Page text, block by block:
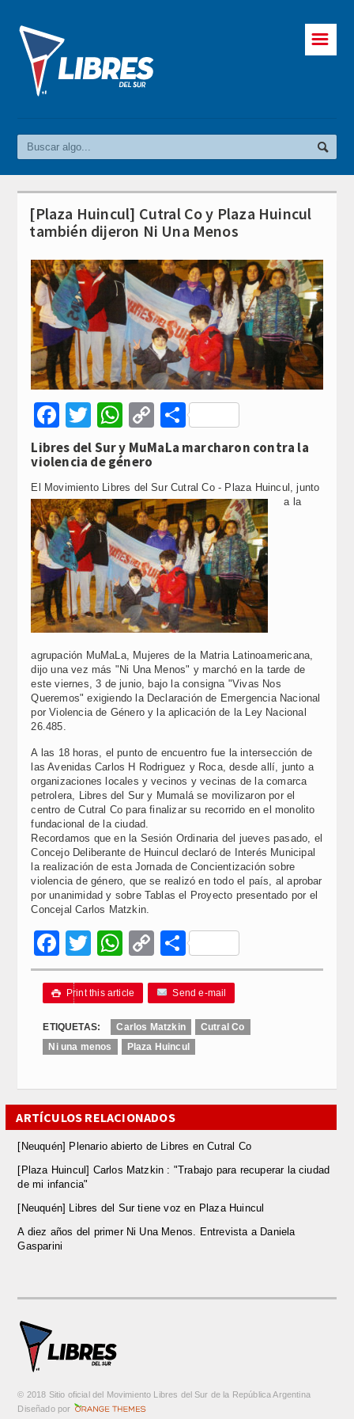
☰
[Plaza Huincul] Cutral Co y Plaza Huincul
también dijeron Ni Una Menos
Facebook
Twitter
WhatsApp
Copy
Link
Compartir
Libres del Sur y MuMaLa marcharon contra la
violencia de género
El Movimiento Libres del Sur Cutral Co - Plaza Huincul, junto
a la
agrupación MuMaLa, Mujeres de la Matria Latinoamericana,
dijo una vez más "Ni Una Menos" y marchó en la tarde de
este viernes, 3 de junio, bajo la consigna "Vivas Nos
Queremos" exigiendo la Declaración de Emergencia Nacional
por Violencia de Género y la aplicación de la Ley Nacional
26.485.
A las 18 horas, el punto de encuentro fue la intersección de
las Avenidas Carlos H Rodriguez y Roca, desde allí, junto a
organizaciones locales y vecinos y vecinas de la comarca
petrolera, Libres del Sur y Mumalá se movilizaron por el
centro de Cutral Co para finalizar su recorrido en el monolito
fundacional de la ciudad.
Recordamos que en la Sesión Ordinaria del jueves pasado, el
Concejo Deliberante de Huincul declaró de Interés Municipal
la realización de esta Jornada de Concientización sobre
violencia de género, que se realizó en todo el país, al aprobar
por unanimidad y sobre Tablas el Proyecto presentado por el
Concejal Carlos Matzkin.
Facebook
Twitter
WhatsApp
Copy
Link
Compartir
 Print this article Send e-mail
ETIQUETAS: Carlos Matzkin
Cutral Co
Ni una menos
Plaza Huincul
ARTÍCULOS RELACIONADOS
[Neuquén] Plenario abierto de Libres en Cutral Co
[Plaza Huincul] Carlos Matzkin : "Trabajo para recuperar la ciudad
de mi infancia"
[Neuquén] Libres del Sur tiene voz en Plaza Huincul
A diez años del primer Ni Una Menos. Entrevista a Daniela
Gasparini
© 2018 Sitio oficial del Movimiento Libres del Sur de la República Argentina
Diseñado por